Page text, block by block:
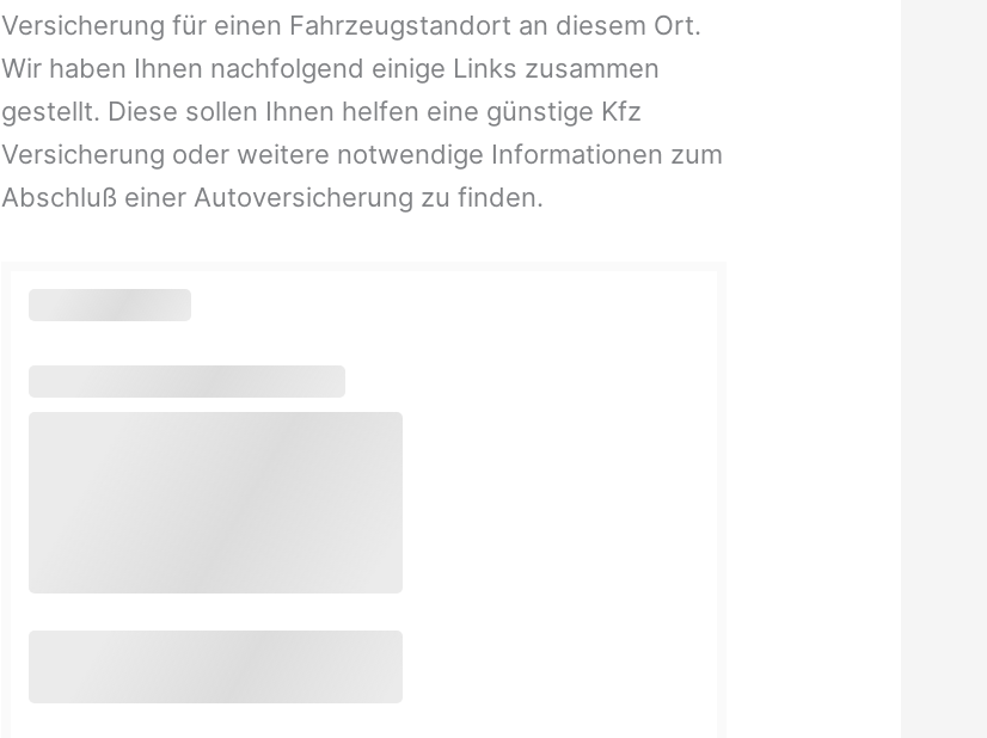
Versicherung für einen Fahrzeugstandort an diesem Ort.
Wir haben Ihnen nachfolgend einige Links zusammen
gestellt. Diese sollen Ihnen helfen eine günstige Kfz
Versicherung oder weitere notwendige Informationen zum
Abschluß einer Autoversicherung zu finden.